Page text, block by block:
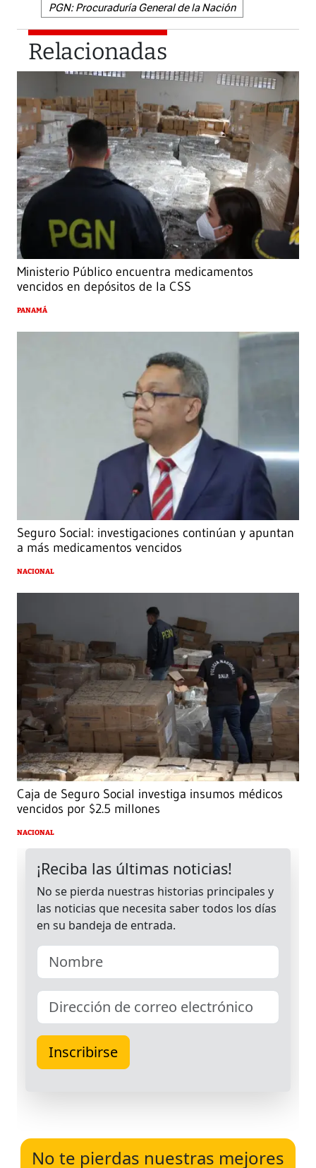
PGN: Procuraduría General de la Nación
Relacionadas
Ministerio Público encuentra medicamentos
vencidos en depósitos de la CSS
PANAMÁ
Seguro Social: investigaciones continúan y apuntan
a más medicamentos vencidos
NACIONAL
Caja de Seguro Social investiga insumos médicos
vencidos por $2.5 millones
NACIONAL
No te pierdas nuestras mejores